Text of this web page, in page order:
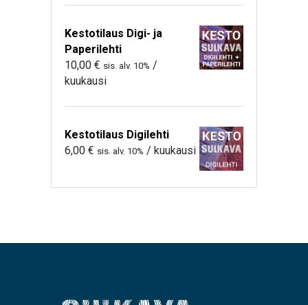
Kestotilaus Digi- ja
Paperilehti
10,00 € sis. alv. 10% /
kuukausi
Kestotilaus Digilehti
6,00 € sis. alv. 10% / kuukausi